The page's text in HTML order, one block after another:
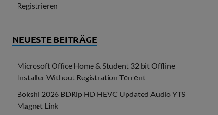
Registrieren
NEUESTE BEITRÄGE
Microsoft Office Home & Student 32 bit Offline
Installer Without Registration Tоrrеnt
Bokshi 2026 BDRip HD HEVC Updated Audio YTS
M𝐚gn𝐞t L𝐢nk